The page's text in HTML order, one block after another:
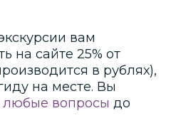
вам
на сайте 25% от
в рублях),
на месте. Вы
любые вопросы до